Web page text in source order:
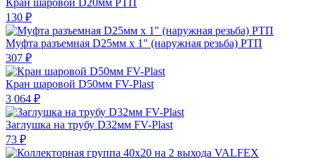
130 ₽
Муфта разъемная D25мм х 1" (наружная резьба) РТП
307 ₽
Кран шаровой D50мм FV-Plast
3 064 ₽
Заглушка на трубу D32мм FV-Plast
73 ₽